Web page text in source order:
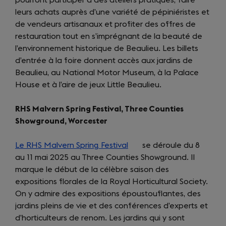
leurs achats auprès d’une variété de pépiniéristes et
de vendeurs artisanaux et profiter des offres de
restauration tout en s’imprégnant de la beauté de
l’environnement historique de Beaulieu. Les billets
d’entrée à la foire donnent accès aux jardins de
Beaulieu, au National Motor Museum, à la Palace
House et à l’aire de jeux Little Beaulieu.
RHS Malvern Spring Festival, Three Counties
Showground, Worcester
Le RHS Malvern Spring Festival
(opens
in
a
new
tab)
se déroule du 8
au 11 mai 2025 au Three Counties Showground. Il
marque le début de la célèbre saison des
expositions florales de la Royal Horticultural Society.
On y admire des expositions époustouflantes, des
jardins pleins de vie et des conférences d’experts et
d’horticulteurs de renom. Les jardins qui y sont